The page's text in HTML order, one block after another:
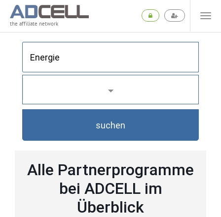
the affiliate network
suchen
Alle Partnerprogramme
bei ADCELL im
Überblick